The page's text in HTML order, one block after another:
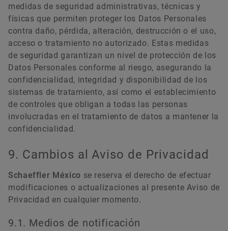
medidas de seguridad administrativas, técnicas y
físicas que permiten proteger los Datos Personales
contra daño, pérdida, alteración, destrucción o el uso,
acceso o tratamiento no autorizado. Estas medidas
de seguridad garantizan un nivel de protección de los
Datos Personales conforme al riesgo, asegurando la
confidencialidad, integridad y disponibilidad de los
sistemas de tratamiento, así como el establecimiento
de controles que obligan a todas las personas
involucradas en el tratamiento de datos a mantener la
confidencialidad.
9. Cambios al Aviso de Privacidad
Schaeffler México se reserva el derecho de efectuar
modificaciones o actualizaciones al presente Aviso de
Privacidad en cualquier momento.
9.1. Medios de notificación